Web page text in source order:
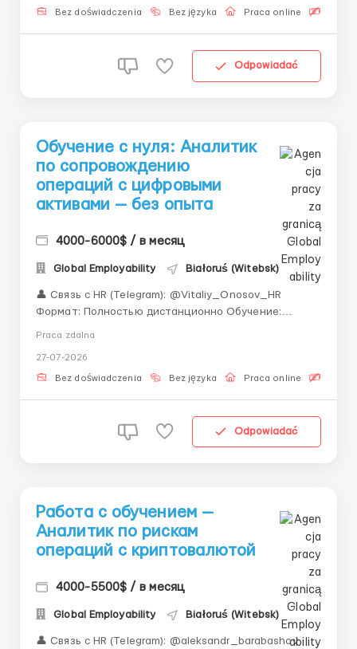
условия для успешного и легкого старта.» Поддер...
Bez doświadczenia Bez języka Praca online
Odpowiadać
Обучение с нуля: Аналитик
по сопровождению
операций с цифровыми
активами — без опыта
4000-6000$ / в месяц
Global Employability Białoruś (Witebsk)
👤 Связь с HR (Telegram): @Vitaliy_Onosov_HR
Формат: Полностью дистанционно Обучение:
личной жизнью? Мы предлагаем комфортные
условия в международной финтех-компании.»
Praca zdalna
27-07-2026
Bez doświadczenia Bez języka Praca online
Odpowiadać
Работа с обучением —
Аналитик по рискам
операций с криптовалютой
4000-5500$ / в месяц
Global Employability Białoruś (Witebsk)
👤 Связь с HR (Telegram): @aleksandr_barabashov